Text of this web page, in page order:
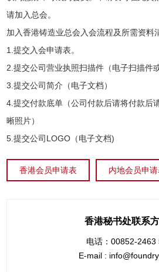
请加入总会。
加入香港铸造业总会入会流程及所需资料
1.提交入会申请表。
2.提交公司营业执照扫描件（电子扫描件
3.提交公司简介（电子文档）
4.提交付款底单（公司付款后请将付款后
晰照片）
5.提交公司LOGO（电子文档)
香港会员申请表 内地会员申
香港秘书处联系方
电话：00852-2463
E-mail :